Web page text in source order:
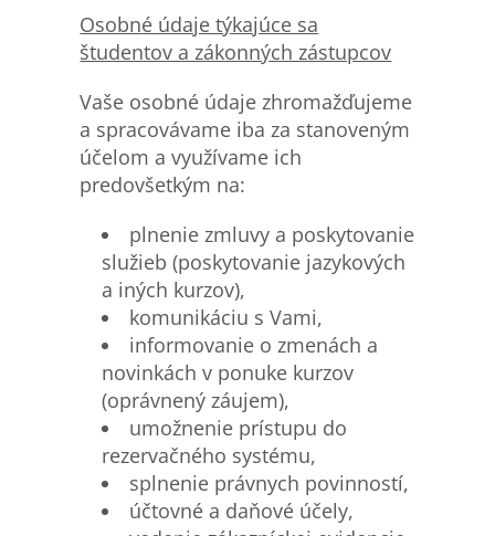
Osobné údaje týkajúce sa
študentov a zákonných zástupcov
Vaše osobné údaje zhromažďujeme
a spracovávame iba za stanoveným
účelom a využívame ich
predovšetkým na:
plnenie zmluvy a poskytovanie
služieb (poskytovanie jazykových
a iných kurzov),
komunikáciu s Vami,
informovanie o zmenách a
novinkách v ponuke kurzov
(oprávnený záujem),
umožnenie prístupu do
rezervačného systému,
splnenie právnych povinností,
účtovné a daňové účely,